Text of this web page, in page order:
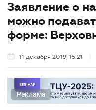
Заявление о
можно
форме:
11 декабря 2019, 15:21
Реклама